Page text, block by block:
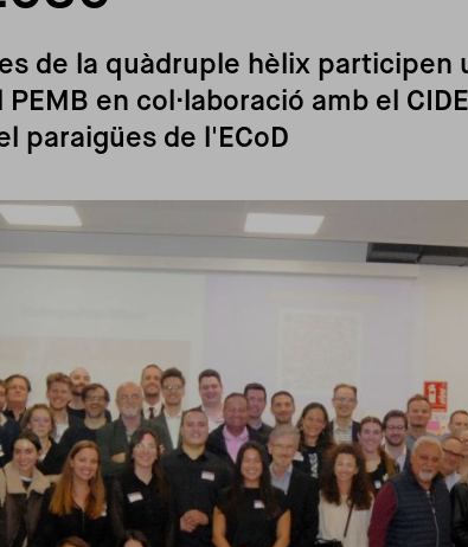
de la quàdruple hèlix participen
en col·laboració amb el
paraigües de l'ECoD